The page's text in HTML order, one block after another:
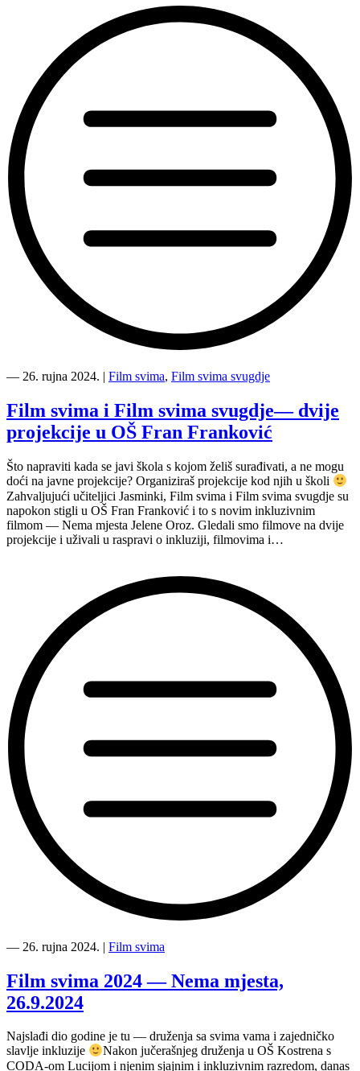
premijera
koji
nije
mogao
― 26. rujna 2024. | Film svima, Film svima svugdje
Film svima i Film svima svugdje— dvije
projekcije u OŠ Fran Franković
Što napraviti kada se javi škola s kojom želiš surađivati, a ne mogu
doći na javne projekcije? Organiziraš projekcije kod njih u školi
Zahvaljujući učiteljici Jasminki, Film svima i Film svima svugdje su
napokon stigli u OŠ Fran Franković i to s novim inkluzivnim
filmom — Nema mjesta Jelene Oroz. Gledali smo filmove na dvije
projekcije i uživali u raspravi o inkluziji, filmovima i…
svima
Film
svima
svugdje
dvije
projekcije
u
― 26. rujna 2024. | Film svima
Film svima 2024 — Nema mjesta,
26.9.2024
Najslađi dio godine je tu — druženja sa svima vama i zajedničko
slavlje inkluzije
Nakon jučerašnjeg druženja u OŠ Kostrena s
CODA-om Lucijom i njenim sjajnim i inkluzivnim razredom, danas